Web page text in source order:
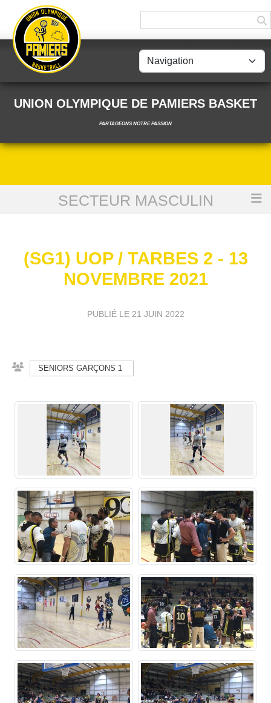
UNION OLYMPIQUE DE PAMIERS BASKET
PARTAGEONS NOTRE PASSION
SECTEUR MASCULIN
(SG1) UOP / Tarbes 2 - 13 novembre 2021
(SG1) UOP / TARBES 2 - 13
NOVEMBRE 2021
PUBLIÉ LE 21 JUIN 2022
SENIORS GARÇONS 1
Panneau de gestion des cookies